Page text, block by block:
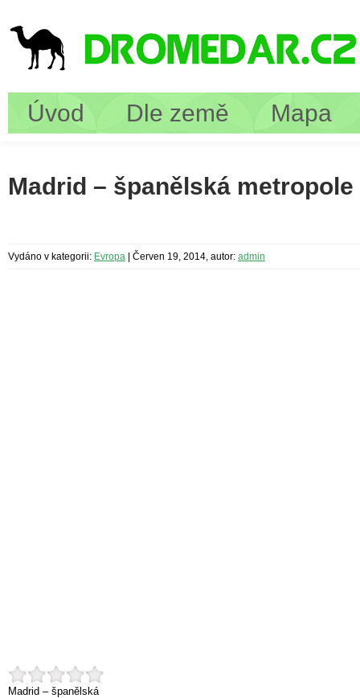
Úvod Dle země Mapa
Madrid – španělská metropole
Vydáno v kategorii: Evropa Červen 19, 2014, autor: admin
Madrid – španělská